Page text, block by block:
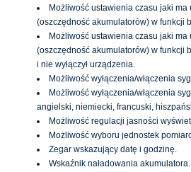
Możliwość ustawienia czasu jaki
(oszczędność akumulatorów) w funkcji
Możliwość ustawienia czasu jaki ma
(oszczędność akumulatorów) w funkcji
i nie wyłączył urządzenia.
Możliwość wyłączenia/włączenia
Możliwość wyłączenia/włączenia
angielski, niemiecki, francuski,
Możliwość regulacji jasności
Możliwość wyboru jednostek
Zegar wskazujący datę i godzinę.
Wskaźnik naładowania akumulatora.